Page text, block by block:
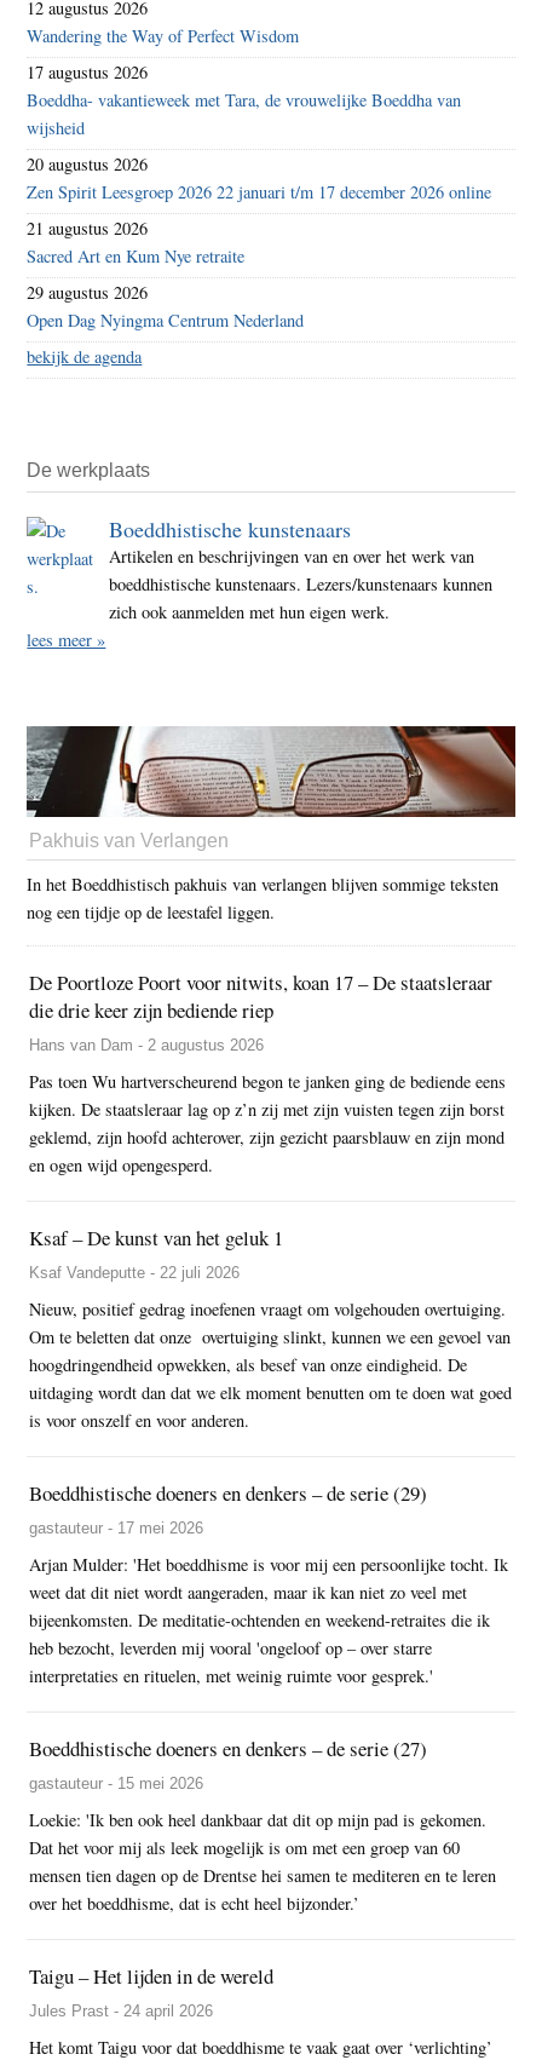
12 augustus 2026
Wandering the Way of Perfect Wisdom
17 augustus 2026
Boeddha- vakantieweek met Tara, de vrouwelijke Boeddha van
wijsheid
20 augustus 2026
Zen Spirit Leesgroep 2026 22 januari t/m 17 december 2026 online
21 augustus 2026
Sacred Art en Kum Nye retraite
29 augustus 2026
Open Dag Nyingma Centrum Nederland
bekijk de agenda
De werkplaats
Boeddhistische kunstenaars
Artikelen en beschrijvingen van en over het werk van
boeddhistische kunstenaars. Lezers/kunstenaars kunnen
zich ook aanmelden met hun eigen werk.
lees meer »
Pakhuis van Verlangen
In het Boeddhistisch pakhuis van verlangen blijven sommige teksten
nog een tijdje op de leestafel liggen.
De Poortloze Poort voor nitwits, koan 17 – De staatsleraar
die drie keer zijn bediende riep
Hans van Dam - 2 augustus 2026
Pas toen Wu hartverscheurend begon te janken ging de bediende eens
kijken. De staatsleraar lag op z’n zij met zijn vuisten tegen zijn borst
geklemd, zijn hoofd achterover, zijn gezicht paarsblauw en zijn mond
en ogen wijd opengesperd.
Ksaf – De kunst van het geluk 1
Ksaf Vandeputte - 22 juli 2026
Nieuw, positief gedrag inoefenen vraagt om volgehouden overtuiging.
Om te beletten dat onze overtuiging slinkt, kunnen we een gevoel van
hoogdringendheid opwekken, als besef van onze eindigheid. De
uitdaging wordt dan dat we elk moment benutten om te doen wat goed
is voor onszelf en voor anderen.
Boeddhistische doeners en denkers – de serie (29)
gastauteur - 17 mei 2026
Arjan Mulder: 'Het boeddhisme is voor mij een persoonlijke tocht. Ik
weet dat dit niet wordt aangeraden, maar ik kan niet zo veel met
bijeenkomsten. De meditatie-ochtenden en weekend-retraites die ik
heb bezocht, leverden mij vooral 'ongeloof op – over starre
interpretaties en rituelen, met weinig ruimte voor gesprek.'
Boeddhistische doeners en denkers – de serie (27)
gastauteur - 15 mei 2026
Loekie: 'Ik ben ook heel dankbaar dat dit op mijn pad is gekomen.
Dat het voor mij als leek mogelijk is om met een groep van 60
mensen tien dagen op de Drentse hei samen te mediteren en te leren
over het boeddhisme, dat is echt heel bijzonder.’
Taigu – Het lijden in de wereld
Jules Prast - 24 april 2026
Het komt Taigu voor dat boeddhisme te vaak gaat over ‘verlichting’